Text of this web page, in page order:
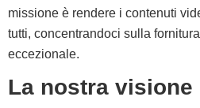
missione è rendere i contenuti
tutti, concentrandoci sulla
eccezionale.
La nostra visione